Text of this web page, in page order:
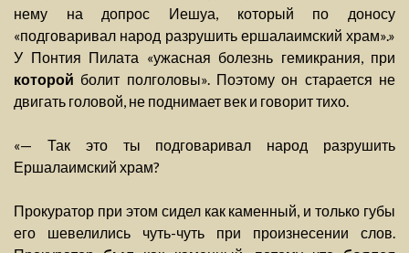
нему на допрос Иешуа, который по доносу
«подговаривал народ разрушить ершалаимский храм».»
У Понтия Пилата «ужасная болезнь гемикрания, при
которой болит полголовы». Поэтому он старается не
двигать головой, не поднимает век и говорит тихо.
«— Так это ты подговаривал народ разрушить
Ершалаимский храм?
Прокуратор при этом сидел как каменный, и только губы
его шевелились чуть-чуть при произнесении слов.